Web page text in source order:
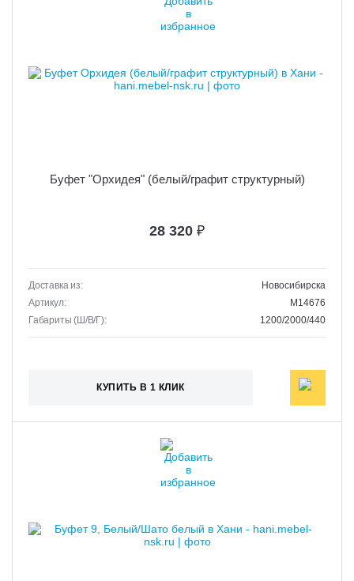
Буфет "Орхидея" (белый/графит структурный)
28 320 ₽
Доставка из:
Новосибирска
Артикул:
M14676
Габариты (Ш/В/Г):
1200/2000/440
КУПИТЬ В 1 КЛИК